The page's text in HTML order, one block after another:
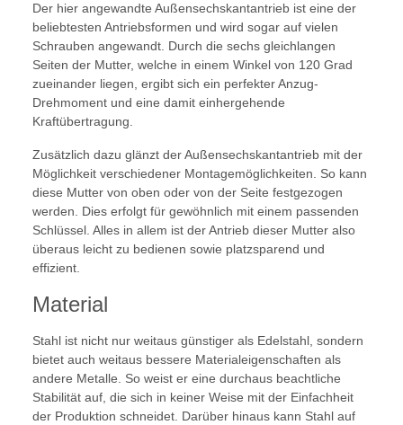
Der hier angewandte Außensechskantantrieb ist eine der
beliebtesten Antriebsformen und wird sogar auf vielen
Schrauben angewandt. Durch die sechs gleichlangen
Seiten der Mutter, welche in einem Winkel von 120 Grad
zueinander liegen, ergibt sich ein perfekter Anzug-
Drehmoment und eine damit einhergehende
Kraftübertragung.
Zusätzlich dazu glänzt der Außensechskantantrieb mit der
Möglichkeit verschiedener Montagemöglichkeiten. So kann
diese Mutter von oben oder von der Seite festgezogen
werden. Dies erfolgt für gewöhnlich mit einem passenden
Schlüssel. Alles in allem ist der Antrieb dieser Mutter also
überaus leicht zu bedienen sowie platzsparend und
effizient.
Material
Stahl ist nicht nur weitaus günstiger als Edelstahl, sondern
bietet auch weitaus bessere Materialeigenschaften als
andere Metalle. So weist er eine durchaus beachtliche
Stabilität auf, die sich in keiner Weise mit der Einfachheit
der Produktion schneidet. Darüber hinaus kann Stahl auf